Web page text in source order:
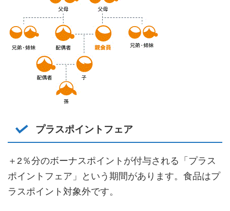
プラスポイントフェア
＋2％分のボーナスポイントが付与される「プラス
ポイントフェア」という期間があります。食品はプ
ラスポイント対象外です。